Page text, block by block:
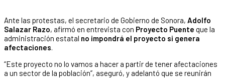
Ante las protestas, el secretario de Gobierno de Sonora, Adolfo
Salazar Razo, afirmó en entrevista con Proyecto Puente que la
administración estatal no impondrá el proyecto si genera
afectaciones.
“Este proyecto no lo vamos a hacer a partir de tener afectaciones
a un sector de la población”, aseguró, y adelantó que se reunirán